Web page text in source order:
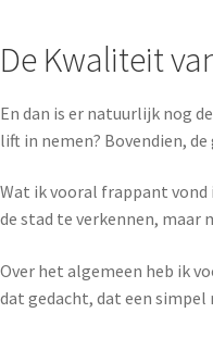
De Kwaliteit
En dan is er natuurlijk nog
lift in nemen? Bovendien,
Wat ik vooral frappant vond
de stad te verkennen, maar
Over het algemeen heb ik
dat gedacht, dat een